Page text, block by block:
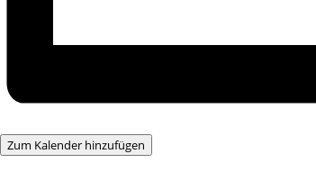
Zum Kalender hinzufügen